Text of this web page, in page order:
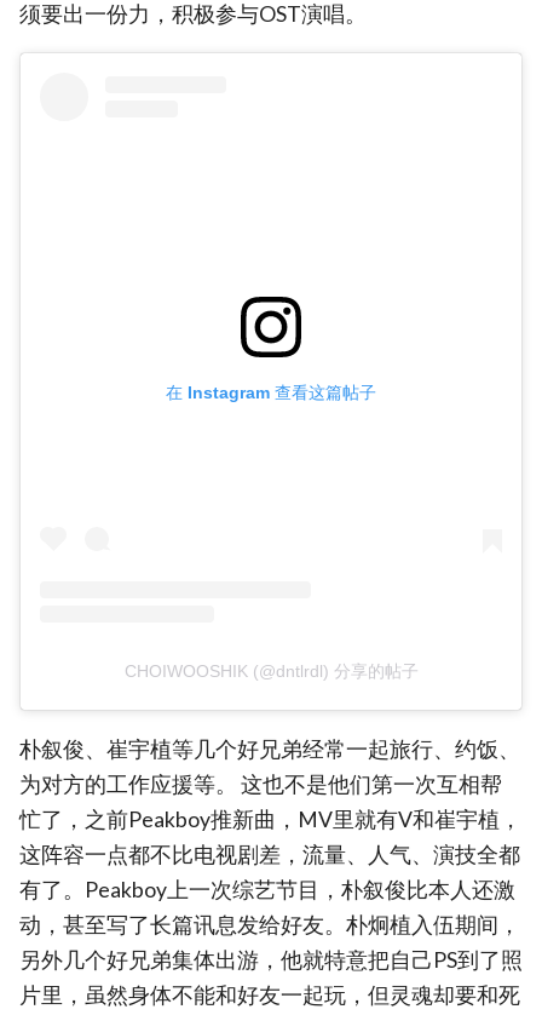
须要出一份力，积极参与OST演唱。
在 Instagram 查看这篇帖子
CHOIWOOSHIK (@dntlrdl) 分享的帖子
朴叙俊、崔宇植等几个好兄弟经常一起旅行、约饭、
为对方的工作应援等。 这也不是他们第一次互相帮
忙了，之前Peakboy推新曲，MV里就有V和崔宇植，
这阵容一点都不比电视剧差，流量、人气、演技全都
有了。Peakboy上一次综艺节目，朴叙俊比本人还激
动，甚至写了长篇讯息发给好友。朴炯植入伍期间，
另外几个好兄弟集体出游，他就特意把自己PS到了照
片里，虽然身体不能和好友一起玩，但灵魂却要和死